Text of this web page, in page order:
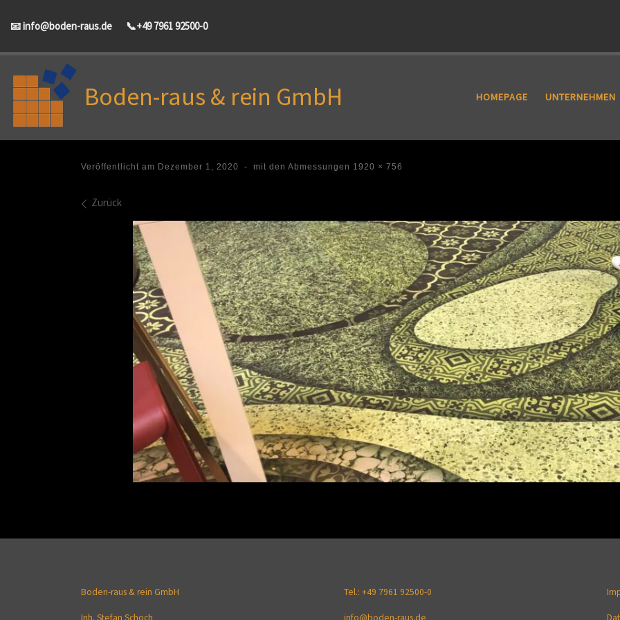
info@boden-raus.de +49 7961 92500-0
Zum Inhalt springen
Boden-raus & rein GmbH HOMEPAGE UNTERNEHMEN
Veröffentlicht am Dezember 1, 2020 - mit den Abmessungen 1920 × 756
Bilder Navigation
Zurück
Boden-raus & rein GmbH
Inh. Stefan Schoch
Tel.: +49 7961 92500-0
info@boden-raus.de